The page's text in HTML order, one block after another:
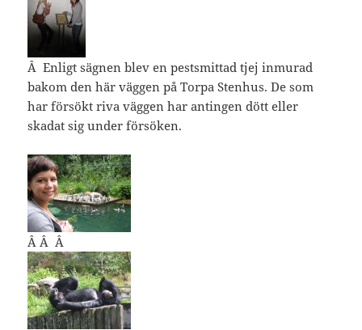
Â Enligt sägnen blev en pestsmittad tjej inmurad
bakom den här väggen på Torpa Stenhus. De som
har försökt riva väggen har antingen dött eller
skadat sig under försöken.
Â Â Â